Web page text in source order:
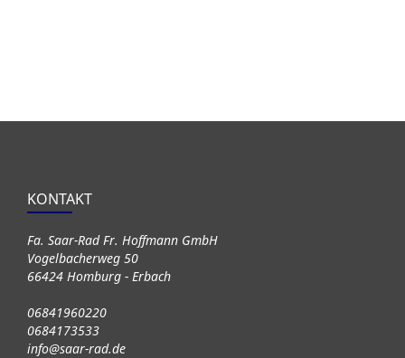
KONTAKT
Fa. Saar-Rad Fr. Hoffmann GmbH
Vogelbacherweg 50
66424 Homburg - Erbach
06841960220
0684173533
info@saar-rad.de